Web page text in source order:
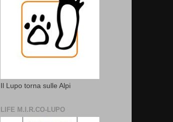
Il Lupo torna sulle Alpi
LIFE M.I.R.CO-LUPO